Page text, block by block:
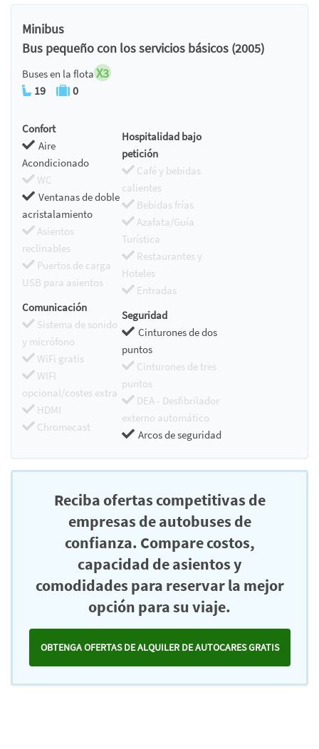
Minibus
Bus pequeño con los servicios básicos (2005)
Buses en la flota X3
19 0
Confort
Aire
Acondicionado
WC
Ventanas de doble
acristalamiento
Asientos
reclinables
Puertos de carga
USB para asientos
Hospitalidad bajo
petición
Café y bebidas
calientes
Bebidas frías
Azafata/Guía
Turística
Restaurantes y
Hoteles
Entradas
Comunicación
Sistema de sonido
y micrófono
WiFi gratis
WIFI
opcional/costes extra
HDMI
Chromecast
Seguridad
Cinturones de dos
puntos
Cinturones de tres
puntos
DEA - Desfibrilador
externo automático
Arcos de seguridad
Reciba ofertas competitivas de
empresas de autobuses de
confianza. Compare costos,
capacidad de asientos y
comodidades para reservar la mejor
opción para su viaje.
OBTENGA OFERTAS DE ALQUILER DE AUTOCARES GRATIS